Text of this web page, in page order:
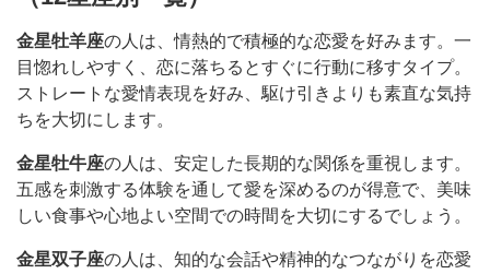
金星牡羊座の人は、情熱的で積極的な恋愛を好みます。一
目惚れしやすく、恋に落ちるとすぐに行動に移すタイプ。
ストレートな愛情表現を好み、駆け引きよりも素直な気持
ちを大切にします。
金星牡牛座の人は、安定した長期的な関係を重視します。
五感を刺激する体験を通して愛を深めるのが得意で、美味
しい食事や心地よい空間での時間を大切にするでしょう。
金星双子座の人は、知的な会話や精神的なつながりを恋愛